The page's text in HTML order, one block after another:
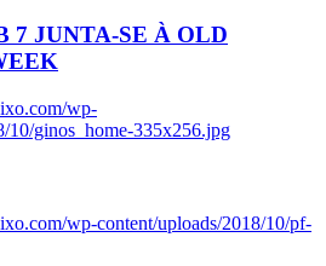
7 JUNTA-SE À OLD
wp-
10/ginos_home-335x256.jpg
wp-content/uploads/2018/10/pf-